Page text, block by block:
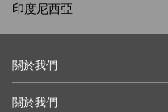
印度尼西亞
關於我們
關於我們